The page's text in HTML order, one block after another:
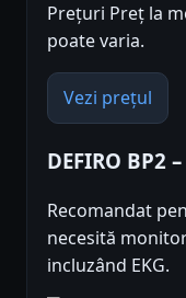
Prețuri Preț la
poate varia.
Vezi prețul
DEFIRO BP2
Recomandat
necesită
incluzând EKG.